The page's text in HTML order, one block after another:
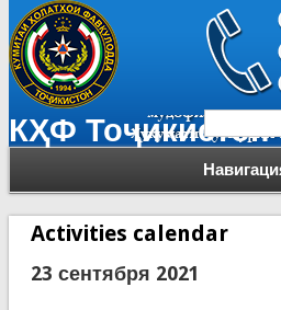
КҲФ Тоҷикистон
Activities calendar
23 сентября 2021